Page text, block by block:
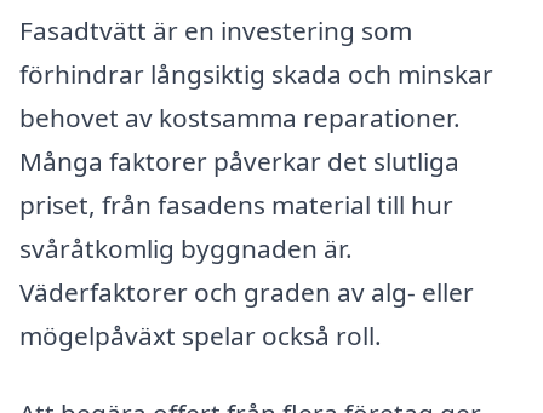
Fasadtvätt är en investering som
förhindrar långsiktig skada och minskar
behovet av kostsamma reparationer.
Många faktorer påverkar det slutliga
priset, från fasadens material till hur
svåråtkomlig byggnaden är.
Väderfaktorer och graden av alg- eller
mögelpåväxt spelar också roll.